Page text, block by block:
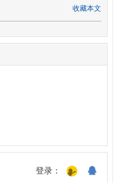
收藏本文
登录：